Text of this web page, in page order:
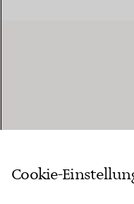
KUNDENSERVICE
Cookie-